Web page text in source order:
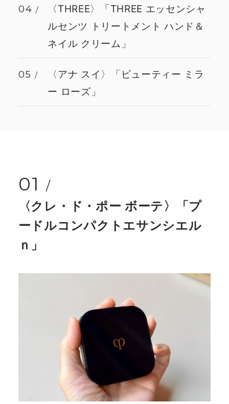
04
〈THREE〉「THREE エッセンシャ
ルセンツ トリートメント ハンド＆
ネイル クリーム」
05
〈アナ スイ〉「ビューティー ミラ
ー ローズ」
01
〈クレ・ド・ポー ボーテ〉「プ
ードルコンパクトエサンシエル
ｎ」